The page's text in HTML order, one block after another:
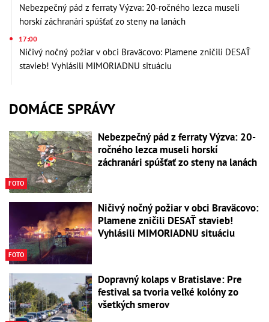
Nebezpečný pád z ferraty Výzva: 20-ročného lezca museli
horskí záchranári spúšťať zo steny na lanách
17:00
Ničivý nočný požiar v obci Braväcovo: Plamene zničili DESAŤ
stavieb! Vyhlásili MIMORIADNU situáciu
DOMÁCE SPRÁVY
FOTO
Nebezpečný pád z ferraty Výzva: 20-
ročného lezca museli horskí
záchranári spúšťať zo steny na lanách
FOTO
Ničivý nočný požiar v obci Braväcovo:
Plamene zničili DESAŤ stavieb!
Vyhlásili MIMORIADNU situáciu
Dopravný kolaps v Bratislave: Pre
festival sa tvoria veľké kolóny zo
všetkých smerov